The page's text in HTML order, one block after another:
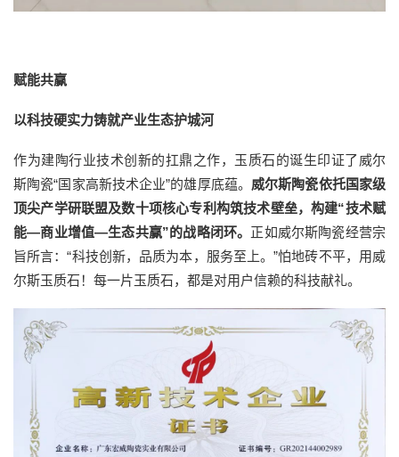
赋能共赢
以科技硬实力铸就产业生态护城河
作为建陶行业技术创新的扛鼎之作，玉质石的诞生印证了威尔
斯陶瓷“国家高新技术企业”的雄厚底蕴。 威尔斯陶瓷依托国家级
顶尖产学研联盟及数十项核心专利构筑技术壁垒，构建“技术赋
能—商业增值—生态共赢”的战略闭环。 正如威尔斯陶瓷经营宗
旨所言：“科技创新，品质为本，服务至上。”怕地砖不平，用威
尔斯玉质石！每一片玉质石，都是对用户信赖的科技献礼。